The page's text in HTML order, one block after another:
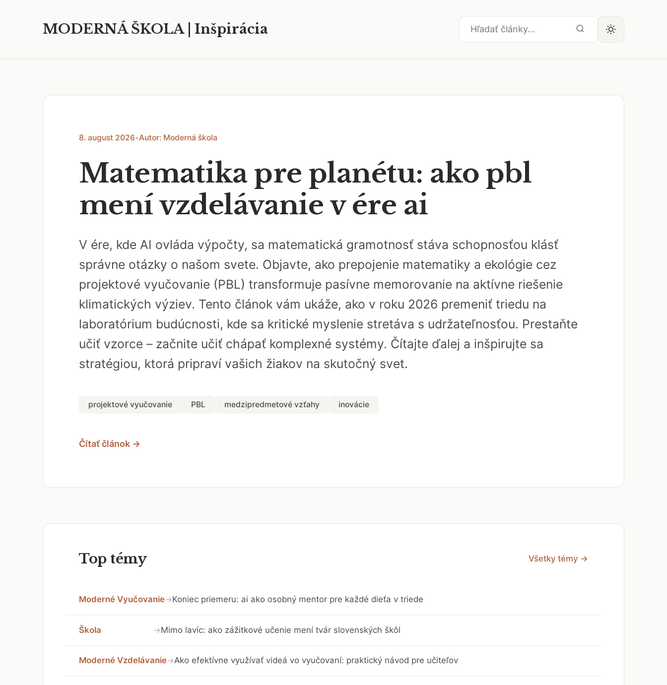
MODERNÁ ŠKOLA | Inšpirácia
8. august 2026•Autor: Moderná škola
Matematika pre planétu: ako pbl
mení vzdelávanie v ére ai
V ére, kde AI ovláda výpočty, sa matematická gramotnosť stáva schopnosťou klásť
správne otázky o našom svete. Objavte, ako prepojenie matematiky a ekológie cez
projektové vyučovanie (PBL) transformuje pasívne memorovanie na aktívne riešenie
klimatických výziev. Tento článok vám ukáže, ako v roku 2026 premeniť triedu na
laboratórium budúcnosti, kde sa kritické myslenie stretáva s udržateľnosťou. Prestaňte
učiť vzorce – začnite učiť chápať komplexné systémy. Čítajte ďalej a inšpirujte sa
stratégiou, ktorá pripraví vašich žiakov na skutočný svet.
projektové vyučovanie PBL medzipredmetové vzťahy inovácie
Čítať článok →
Top témy Všetky témy →
Moderné Vyučovanie→Koniec priemeru: ai ako osobný mentor pre každé dieťa v triede
Škola →Mimo lavíc: ako zážitkové učenie mení tvár slovenských škôl
Moderné Vzdelávanie→Ako efektívne využívať videá vo vyučovaní: praktický návod pre učiteľov